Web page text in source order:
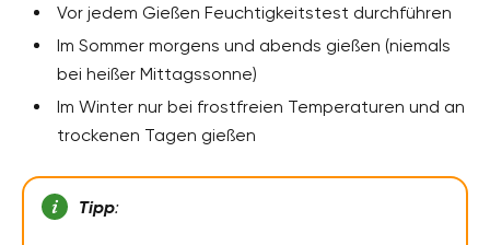
Vor jedem Gießen Feuchtigkeitstest durchführen
Im Sommer morgens und abends gießen (niemals
bei heißer Mittagssonne)
Im Winter nur bei frostfreien Temperaturen und an
trockenen Tagen gießen
Tipp: